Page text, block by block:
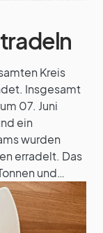
Kreis
Insgesamt
07. Juni
ein
wurden
erradelt. Das
und…